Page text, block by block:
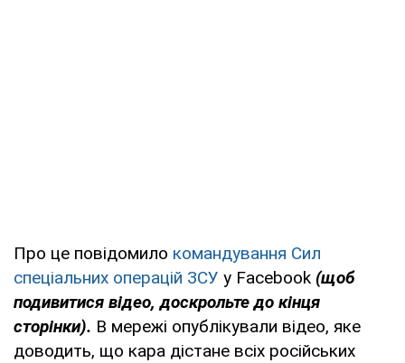
Про це повідомило командування Сил
спеціальних операцій ЗСУ у Facebook (щоб
подивитися відео, доскрольте до кінця
сторінки). В мережі опублікували відео, яке
доводить, що кара дістане всіх російських